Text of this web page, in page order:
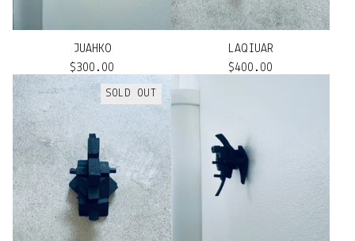
JUAHKO
$300.00
LAQIUAR
$400.00
SOLD OUT